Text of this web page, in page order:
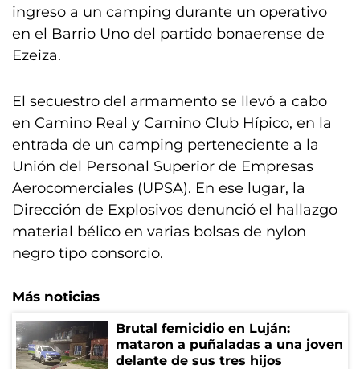
ingreso a un camping durante un operativo
en el Barrio Uno del partido bonaerense de
Ezeiza.
El secuestro del armamento se llevó a cabo
en Camino Real y Camino Club Hípico, en la
entrada de un camping perteneciente a la
Unión del Personal Superior de Empresas
Aerocomerciales (UPSA). En ese lugar, la
Dirección de Explosivos denunció el hallazgo
material bélico en varias bolsas de nylon
negro tipo consorcio.
Más noticias
Brutal femicidio en Luján:
mataron a puñaladas a una joven
delante de sus tres hijos